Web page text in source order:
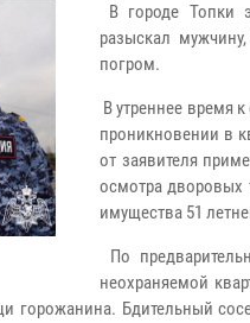
В городе Топки
разыскал
погром.
В утреннее время
проникновении в
от заявителя
осмотра дворовых
имущества 51
По
неохраняемой
горожанина. Бдительный